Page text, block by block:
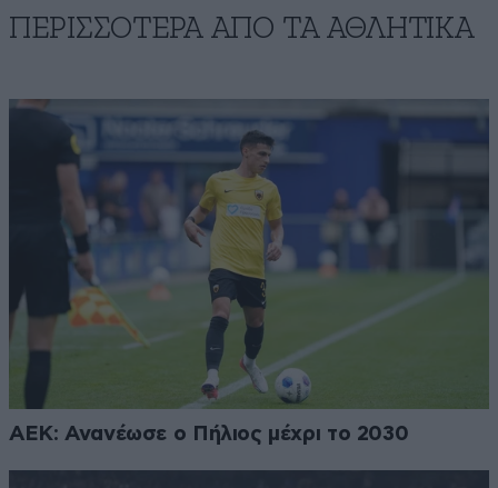
ΠΕΡΙΣΣΟΤΕΡΑ ΑΠΟ ΤA ΑΘΛΗΤΙΚΑ
ΑΕΚ: Ανανέωσε ο Πήλιος μέχρι το 2030